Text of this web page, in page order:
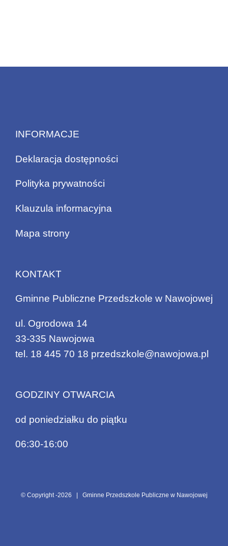
INFORMACJE
Deklaracja dostępności
Polityka prywatności
Klauzula informacyjna
Mapa strony
KONTAKT
Gminne Publiczne Przedszkole w Nawojowej
ul. Ogrodowa 14
33-335 Nawojowa
tel. 18 445 70 18 przedszkole@nawojowa.pl
GODZINY OTWARCIA
od poniedziałku do piątku
06:30-16:00
© Copyright -2026 | Gminne Przedszkole Publiczne w Nawojowej